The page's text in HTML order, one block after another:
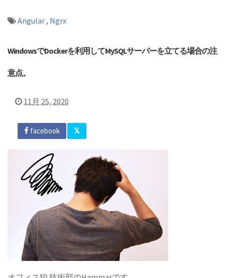
Angular, Ngrx
WindowsでDockerを利用してMySQLサーバーを立てる場合の注
意点。
11月 25, 2020
facebook